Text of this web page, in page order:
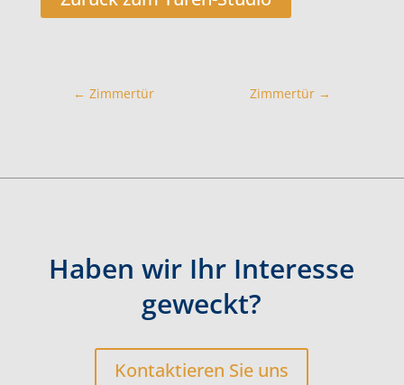
← Zimmertür Zimmertür →
Haben wir Ihr Interesse
geweckt?
Kontaktieren Sie uns